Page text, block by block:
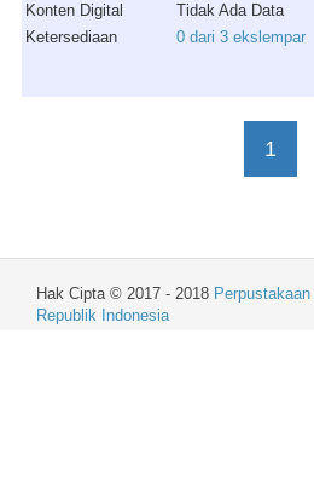
Konten Digital
Tidak Ada Data
Ketersediaan
0 dari 3 ekslempar
1
Hak Cipta © 2017 - 2018 Perpustakaan
Republik Indonesia